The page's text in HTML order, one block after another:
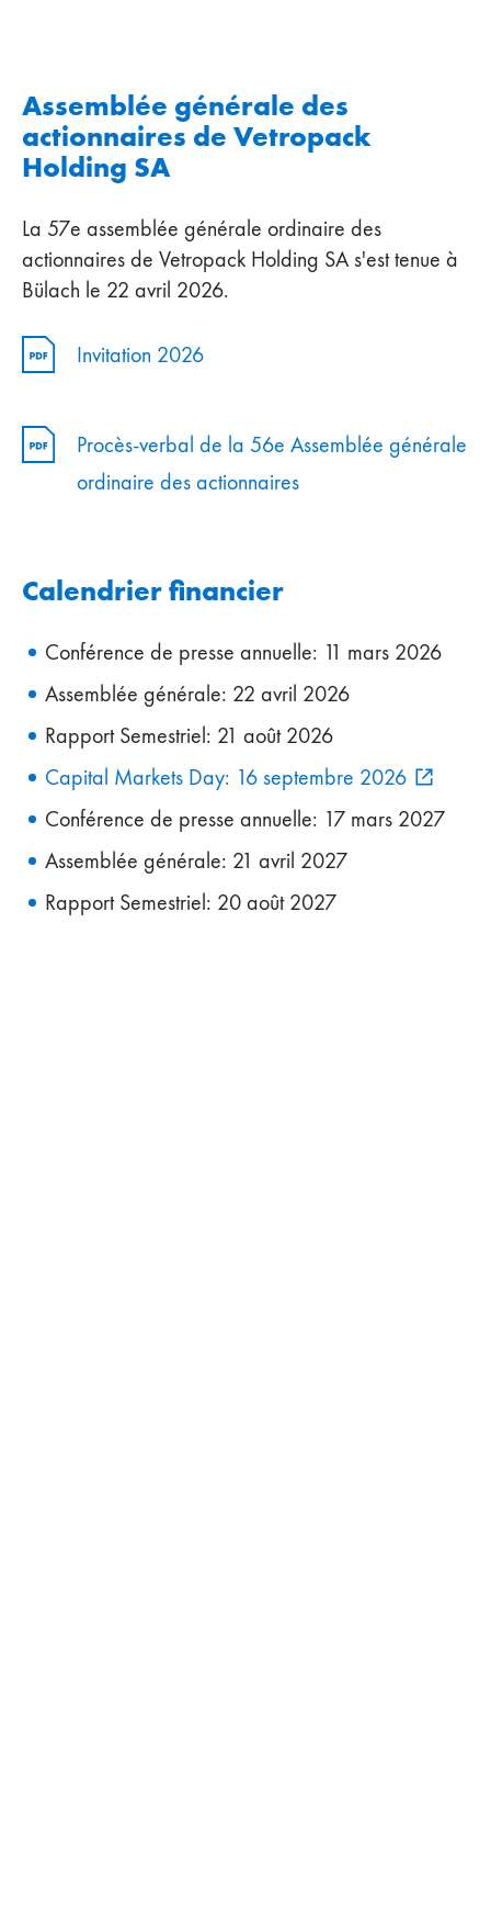
Assemblée générale des
actionnaires de Vetropack
Holding SA
La 57e assemblée générale ordinaire des
actionnaires de Vetropack Holding SA s'est tenue à
Bülach le 22 avril 2026.
Invitation 2026
Procès-verbal de la 56e Assemblée générale
ordinaire des actionnaires
Calendrier financier
Conférence de presse annuelle: 11 mars 2026
Assemblée générale: 22 avril 2026
Rapport Semestriel: 21 août 2026
Capital Markets Day: 16 septembre 2026
Conférence de presse annuelle: 17 mars 2027
Assemblée générale: 21 avril 2027
Rapport Semestriel: 20 août 2027